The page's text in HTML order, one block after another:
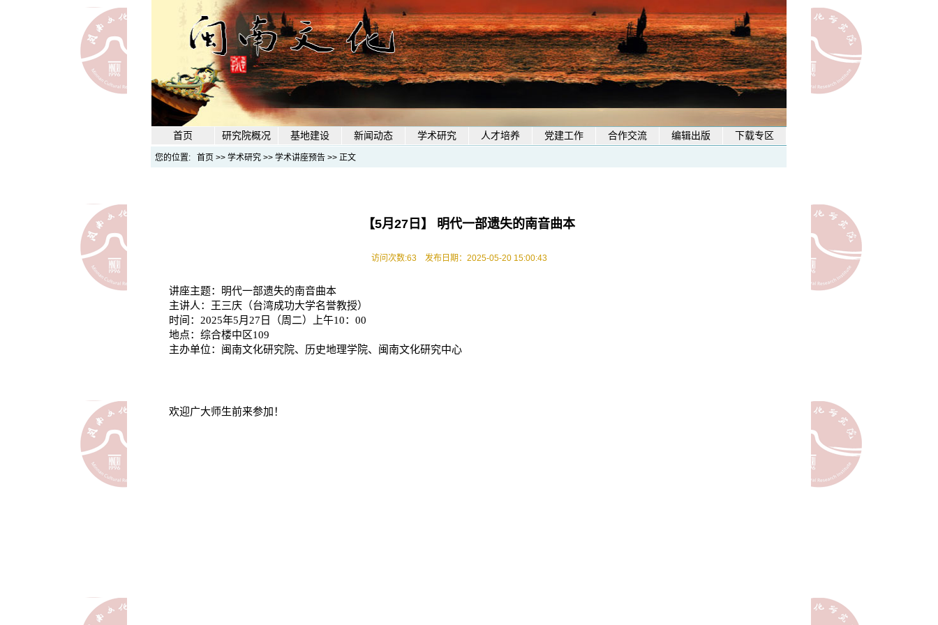
首页 研究院概况 基地建设 新闻动态 学术研究 人才培养 党建工作 合作交流 编辑出版 下载专区
您的位置: 首页 >> 学术研究 >> 学术讲座预告 >> 正文
【5月27日】 明代一部遗失的南音曲本
访问次数:63 发布日期：2025-05-20 15:00:43
讲座主题：
明代一部遗失的南音曲本
主讲人：王三庆（台湾成功大学名誉教授）
时间： 2025年5月 27 日（周二）上午10：00
地点：综合楼中区109
主办单位：闽南文化研究院、历史地理学院、闽南文化研究中心
欢迎广大师生前来参加！